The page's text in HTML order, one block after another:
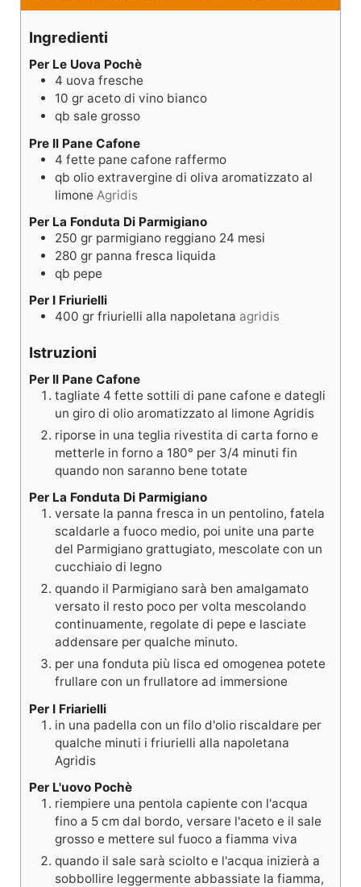
Ingredienti
Per Le Uova Pochè
4 uova fresche
10 gr aceto di vino bianco
qb sale grosso
Pre Il Pane Cafone
4 fette pane cafone raffermo
qb olio extravergine di oliva aromatizzato al
limone Agridis
Per La Fonduta Di Parmigiano
250 gr parmigiano reggiano 24 mesi
280 gr panna fresca liquida
qb pepe
Per I Friurielli
400 gr friurielli alla napoletana agridis
Istruzioni
Per Il Pane Cafone
tagliate 4 fette sottili di pane cafone e dategli
un giro di olio aromatizzato al limone Agridis
riporse in una teglia rivestita di carta forno e
metterle in forno a 180° per 3/4 minuti fin
quando non saranno bene totate
Per La Fonduta Di Parmigiano
versate la panna fresca in un pentolino, fatela
scaldarle a fuoco medio, poi unite una parte
del Parmigiano grattugiato, mescolate con un
cucchiaio di legno
quando il Parmigiano sarà ben amalgamato
versato il resto poco per volta mescolando
continuamente, regolate di pepe e lasciate
addensare per qualche minuto.
per una fonduta più lisca ed omogenea potete
frullare con un frullatore ad immersione
Per I Friarielli
in una padella con un filo d'olio riscaldare per
qualche minuti i friurielli alla napoletana
Agridis
Per L'uovo Pochè
riempiere una pentola capiente con l'acqua
fino a 5 cm dal bordo, versare l'aceto e il sale
grosso e mettere sul fuoco a fiamma viva
quando il sale sarà sciolto e l'acqua inizierà a
sobbollire leggermente abbassiate la fiamma,